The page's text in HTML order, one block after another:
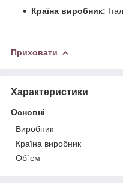
Країна виробник:
Приховати
Характеристики
Основні
Виробник
Країна виробник
Об`єм